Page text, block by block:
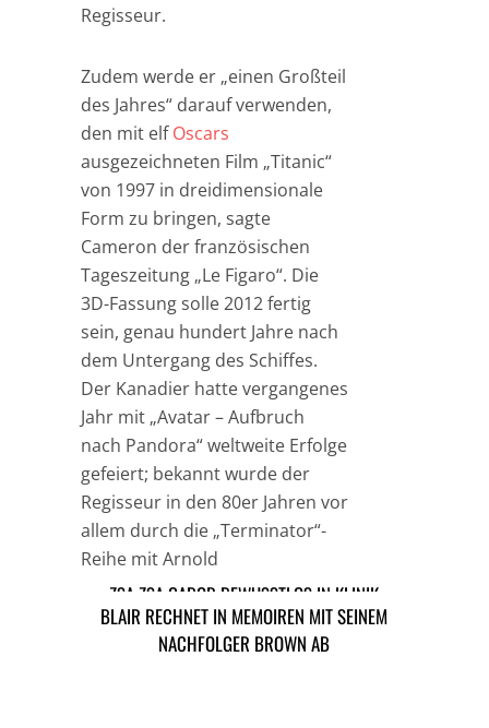
Regisseur.
Zudem werde er „einen Großteil
des Jahres“ darauf verwenden,
den mit elfOscars
ausgezeichneten Film „Titanic“
von 1997 in dreidimensionale
Form zu bringen, sagte
Cameron der französischen
Tageszeitung „Le Figaro“. Die
3D-Fassung solle 2012 fertig
sein, genau hundert Jahre nach
dem Untergang des Schiffes.
Der Kanadier hatte vergangenes
Jahr mit „Avatar – Aufbruch
nach Pandora“ weltweite Erfolge
gefeiert; bekannt wurde der
Regisseur in den 80er Jahren vor
allem durch die „Terminator“-
Reihe mit Arnold
Schwarzenegger.
FILM FRANKREICH KANADA
ZSA ZSA GABOR BEWUSSTLOS IN KLINIK
GEBRACHT
BLAIR RECHNET IN MEMOIREN MIT SEINEM
NACHFOLGER BROWN AB